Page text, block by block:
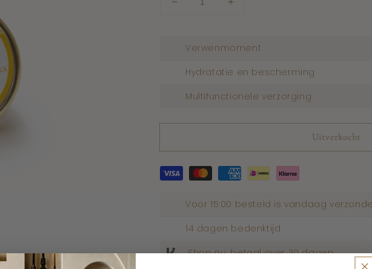
Aantal
Body
cream
Aantal
Body
cream
Verwenmoment
Hydratatie en bescherming
Multifunctionele verzorging
Uitverkocht
Voor 15:00 besteld is vandaag
14 dagen bedenktijd
Shop nu, betaal over 30 dagen